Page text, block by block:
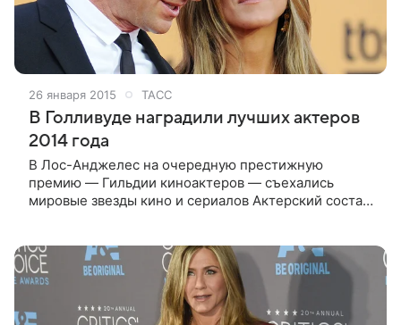
26 января 2015 ТАСС
В Голливуде наградили лучших актеров
2014 года
В Лос-Анджелес на очередную престижную
премию — Гильдии киноактеров — съехались
мировые звезды кино и сериалов Актерский состав